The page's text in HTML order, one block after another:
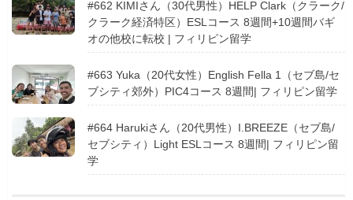
#662 KIMIさん（30代男性）HELP Clark（クラーク/
クラーク経済特区）ESLコース 8週間+10週間バギ
オの他校に転校 | フィリピン留学
#663 Yuka（20代女性）English Fella 1（セブ島/セ
ブシティ郊外）PIC4コース 8週間| フィリピン留学
#664 Harukiさん（20代男性）I.BREEZE（セブ島/
セブシティ）Light ESLコース 8週間| フィリピン留
学